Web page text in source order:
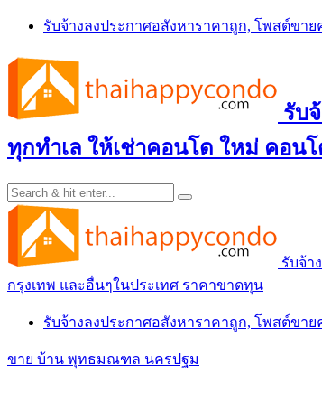
Skip
content
รับจ้างลงประกาศอสังหาราคาถูก, โพสต์ขา
รับ
ทุกทำเล ให้เช่าคอนโด ใหม่ คอน
รับจ้า
กรุงเทพ และอื่นๆในประเทศ ราคาขาดทุน
รับจ้างลงประกาศอสังหาราคาถูก, โพสต์ขา
ขาย บ้าน พุทธมณฑล นครปฐม